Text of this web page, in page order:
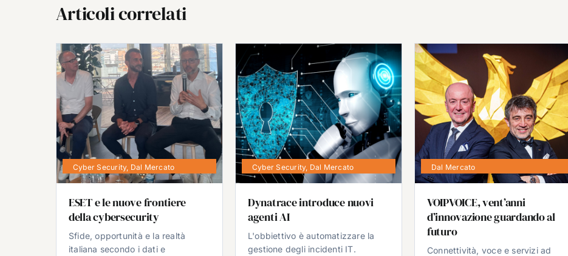
Articoli correlati
Cyber Security, Dal Mercato
ESET e le nuove frontiere
della cybersecurity
Sfide, opportunità e la realtà
italiana secondo i dati e
Cyber Security, Dal Mercato
Dynatrace introduce nuovi
agenti AI
L'obbiettivo è automatizzare la
gestione degli incidenti IT.
Dal Mercato
VOIPVOICE, vent’anni
d’innovazione guardando al
futuro
Connettività, voce e servizi ad